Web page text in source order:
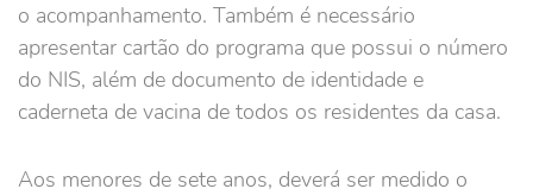
o acompanhamento. Também é necessário
apresentar cartão do programa que possui o número
do NIS, além de documento de identidade e
caderneta de vacina de todos os residentes da casa.
Aos menores de sete anos, deverá ser medido o